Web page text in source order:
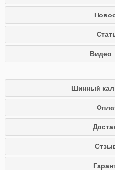
Видео
Шинный